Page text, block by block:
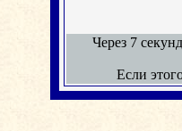
Через 7
Если